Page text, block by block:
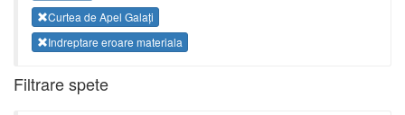
Curtea de Apel Galați
Indreptare eroare materiala
Filtrare spete